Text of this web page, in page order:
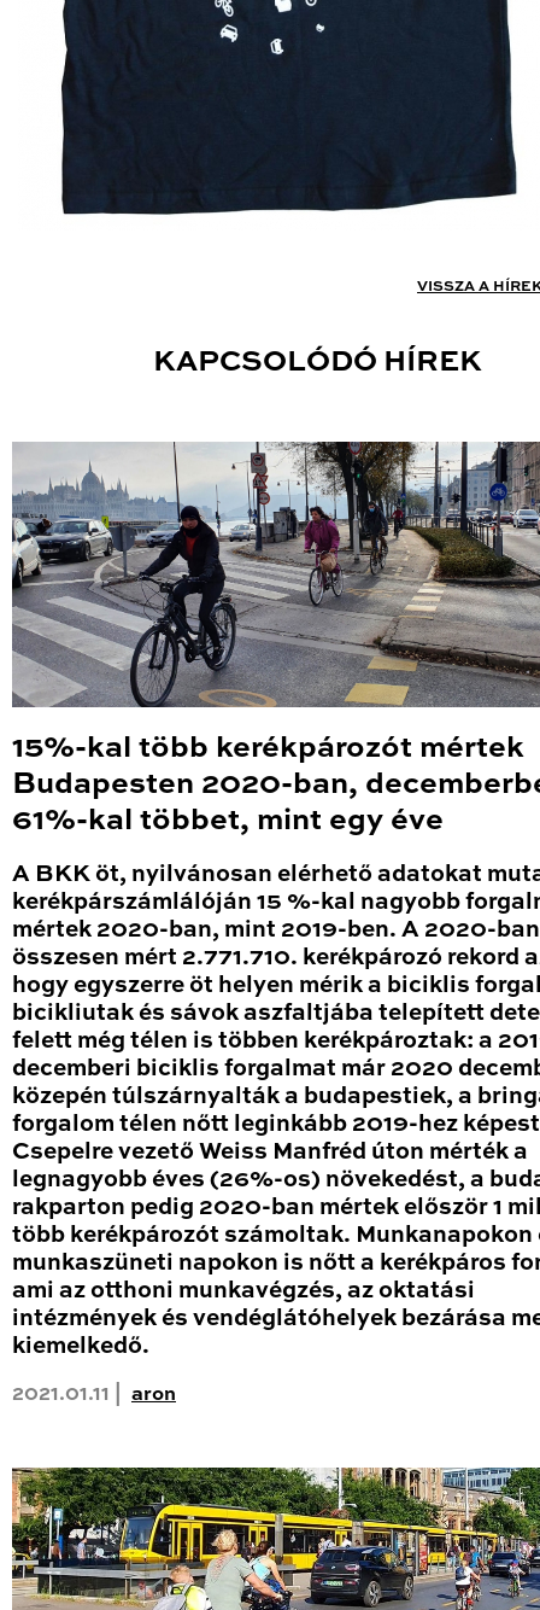
VISSZA A
KAPCSOLÓDÓ HÍREK
15%-kal több kerékpározót mértek
Budapesten 2020-ban,
61%-kal többet, mint egy éve
A BKK öt, nyilvánosan elérhető adatokat
kerékpárszámlálóján 15 %-kal nagyobb
mértek 2020-ban, mint 2019-ben. A 2020-ban
összesen mért 2.771.710. kerékpározó rekord
hogy egyszerre öt helyen mérik a biciklis
bicikliutak és sávok aszfaltjába telepített
felett még télen is többen kerékpároztak: a
decemberi biciklis forgalmat már 2020
közepén túlszárnyalták a budapestiek, a
forgalom télen nőtt leginkább 2019-hez
Csepelre vezető Weiss Manfréd úton mérték a
legnagyobb éves (26%-os) növekedést, a
rakparton pedig 2020-ban mértek először 1
több kerékpározót számoltak. Munkanapokon
munkaszüneti napokon is nőtt a kerékpáros
ami az otthoni munkavégzés, az oktatási
intézmények és vendéglátóhelyek bezárása
kiemelkedő.
2021.01.11 | aron